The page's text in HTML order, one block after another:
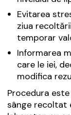
Evitarea
ziua
temporar
Informarea
care le iei,
modifica
Procedura
sânge recoltat